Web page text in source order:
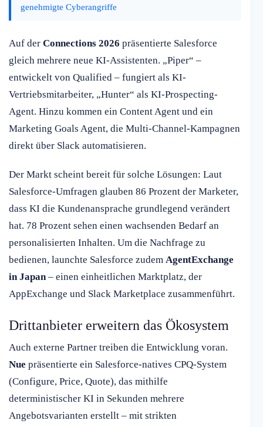
genehmigte Cyberangriffe
Auf der Connections 2026 präsentierte Salesforce
gleich mehrere neue KI-Assistenten. „Piper“ –
entwickelt von Qualified – fungiert als KI-
Vertriebsmitarbeiter, „Hunter“ als KI-Prospecting-
Agent. Hinzu kommen ein Content Agent und ein
Marketing Goals Agent, die Multi-Channel-Kampagnen
direkt über Slack automatisieren.
Der Markt scheint bereit für solche Lösungen: Laut
Salesforce-Umfragen glauben 86 Prozent der Marketer,
dass KI die Kundenansprache grundlegend verändert
hat. 78 Prozent sehen einen wachsenden Bedarf an
personalisierten Inhalten. Um die Nachfrage zu
bedienen, launchte Salesforce zudem AgentExchange
in Japan– einen einheitlichen Marktplatz, der
AppExchange und Slack Marketplace zusammenführt.
Drittanbieter erweitern das Ökosystem
Auch externe Partner treiben die Entwicklung voran.
Nue präsentierte ein Salesforce-natives CPQ-System
(Configure, Price, Quote), das mithilfe
deterministischer KI in Sekunden mehrere
Angebotsvarianten erstellt – mit strikten